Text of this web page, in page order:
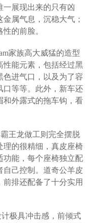
一展现出来的只有凶
属气息，沉稳大气；
的前脸。
家族高大威猛的造型
性能元素，包括经过黑
色进气口，以及为了容
口等等。此外，新车还
和外露式的拖车钩，看
王龙做工则完全摆脱
理的很精细，真皮座椅
功能，每个座椅独立配
自己控制。道奇公羊皮
排还配备了十分实用
极具冲击感，前倾式